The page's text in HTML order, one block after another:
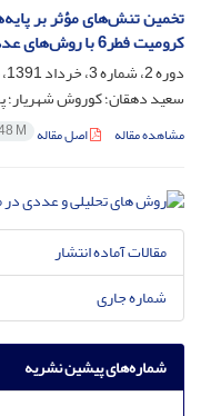
تخمین تنش‌های مؤثر بر
کرومیت فطر6 با روش‌های عددی و تجربی
دوره 2، شماره 3، خرداد 1391، صفحه
سعید دهقان؛ کوروش شهریار؛
مشاهده مقاله اصل مقاله M
مقالات آماده انتشار
شماره جاری
شماره‌های پیشین نشریه